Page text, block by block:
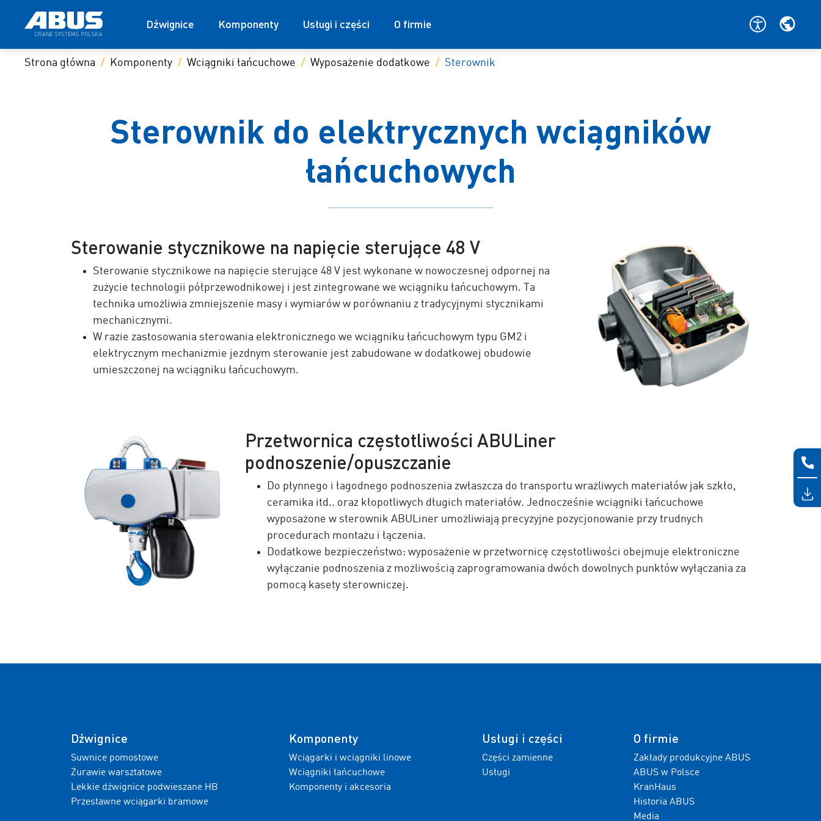
Dźwignice Komponenty Usługi i części O firmie
Strona główna Komponenty Wciągniki łańcuchowe Wyposażenie dodatkowe Sterownik
Sterownik do elektrycznych wciągników
łańcuchowych
Sterowanie stycznikowe na napięcie sterujące 48 V
Sterowanie stycznikowe na napięcie sterujące 48 V jest wykonane w nowoczesnej odpornej na
zużycie technologii półprzewodnikowej i jest zintegrowane we wciągniku łańcuchowym. Ta
technika umożliwia zmniejszenie masy i wymiarów w porównaniu z tradycyjnymi stycznikami
mechanicznymi.
W razie zastosowania sterowania elektronicznego we wciągniku łańcuchowym typu GM2 i
elektrycznym mechanizmie jezdnym sterowanie jest zabudowane w dodatkowej obudowie
umieszczonej na wciągniku łańcuchowym.
Przetwornica częstotliwości ABULiner
podnoszenie/opuszczanie
Do płynnego i łagodnego podnoszenia zwłaszcza do transportu wrażliwych materiałów jak szkło,
ceramika itd.. oraz kłopotliwych długich materiałów. Jednocześnie wciągniki łańcuchowe
wyposażone w sterownik ABULiner umożliwiają precyzyjne pozycjonowanie przy trudnych
procedurach montażu i łączenia.
Dodatkowe bezpieczeństwo: wyposażenie w przetwornicę częstotliwości obejmuje elektroniczne
wyłączanie podnoszenia z możliwością zaprogramowania dwóch dowolnych punktów wyłączania za
pomocą kasety sterowniczej.
Dźwignice
Suwnice pomostowe
Żurawie warsztatowe
Lekkie dźwignice podwieszane HB
Przestawne wciągarki bramowe
Komponenty
Wciągarki i wciągniki linowe
Wciągniki łańcuchowe
Komponenty i akcesoria
Usługi i części
Części zamienne
Usługi
O firmie
Zakłady produkcyjne ABUS
ABUS w Polsce
KranHaus
Historia ABUS
Media